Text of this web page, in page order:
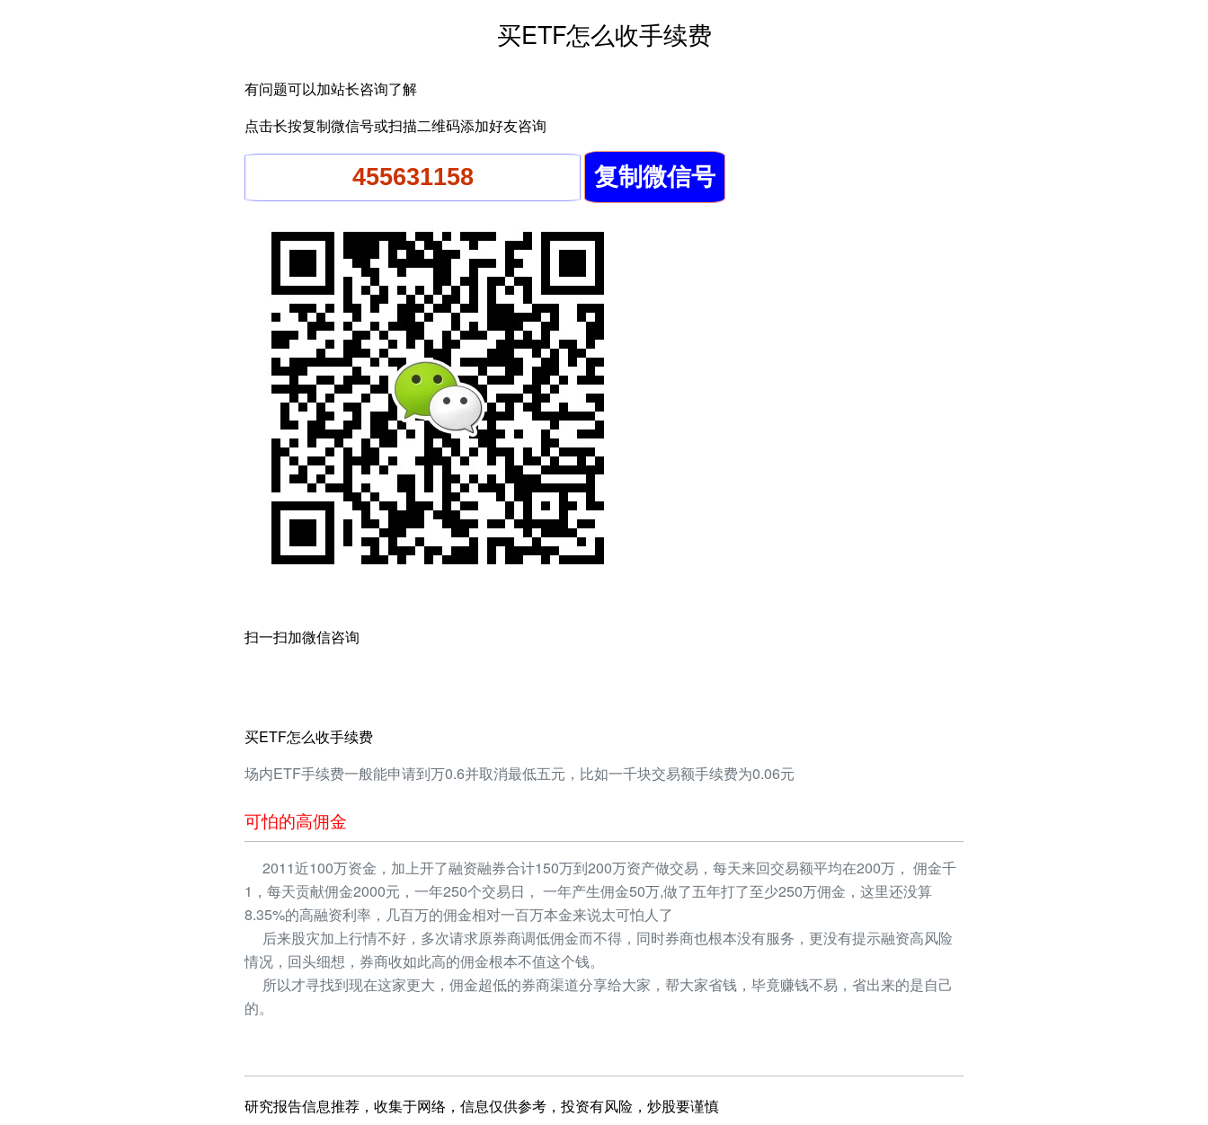
买ETF怎么收手续费
有问题可以加站长咨询了解
点击长按复制微信号或扫描二维码添加好友咨询
扫一扫加微信咨询
买ETF怎么收手续费
场内ETF手续费一般能申请到万0.6并取消最低五元，比如一千块交易额手续费为0.06元
可怕的高佣金
2011近100万资金，加上开了融资融券合计150万到200万资产做交易，每天来回交易额平均在200万， 佣金千
1，每天贡献佣金2000元，一年250个交易日， 一年产生佣金50万,做了五年打了至少250万佣金，这里还没算
8.35%的高融资利率，几百万的佣金相对一百万本金来说太可怕人了
后来股灾加上行情不好，多次请求原券商调低佣金而不得，同时券商也根本没有服务，更没有提示融资高风险
情况，回头细想，券商收如此高的佣金根本不值这个钱。
所以才寻找到现在这家更大，佣金超低的券商渠道分享给大家，帮大家省钱，毕竟赚钱不易，省出来的是自己
的。
研究报告信息推荐，收集于网络，信息仅供参考，投资有风险，炒股要谨慎